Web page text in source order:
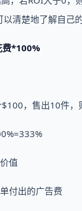
清楚地了解自己
费*100%
，售出10件，
值
付出的广告费